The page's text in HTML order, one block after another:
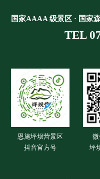
国家AAAA 级景区 · 国家
TEL
恩施坪坝营景区
抖音官方号
坪